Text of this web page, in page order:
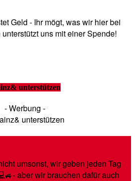
Geld - Ihr mögt, was wir hier bei
uns mit einer Spende!
unterstützen
- Werbung -
umsonst, wir geben jeden Tag
aber wir brauchen dafür auch